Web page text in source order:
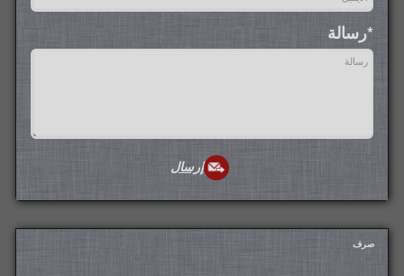
*رسالة
إرسال
صرف